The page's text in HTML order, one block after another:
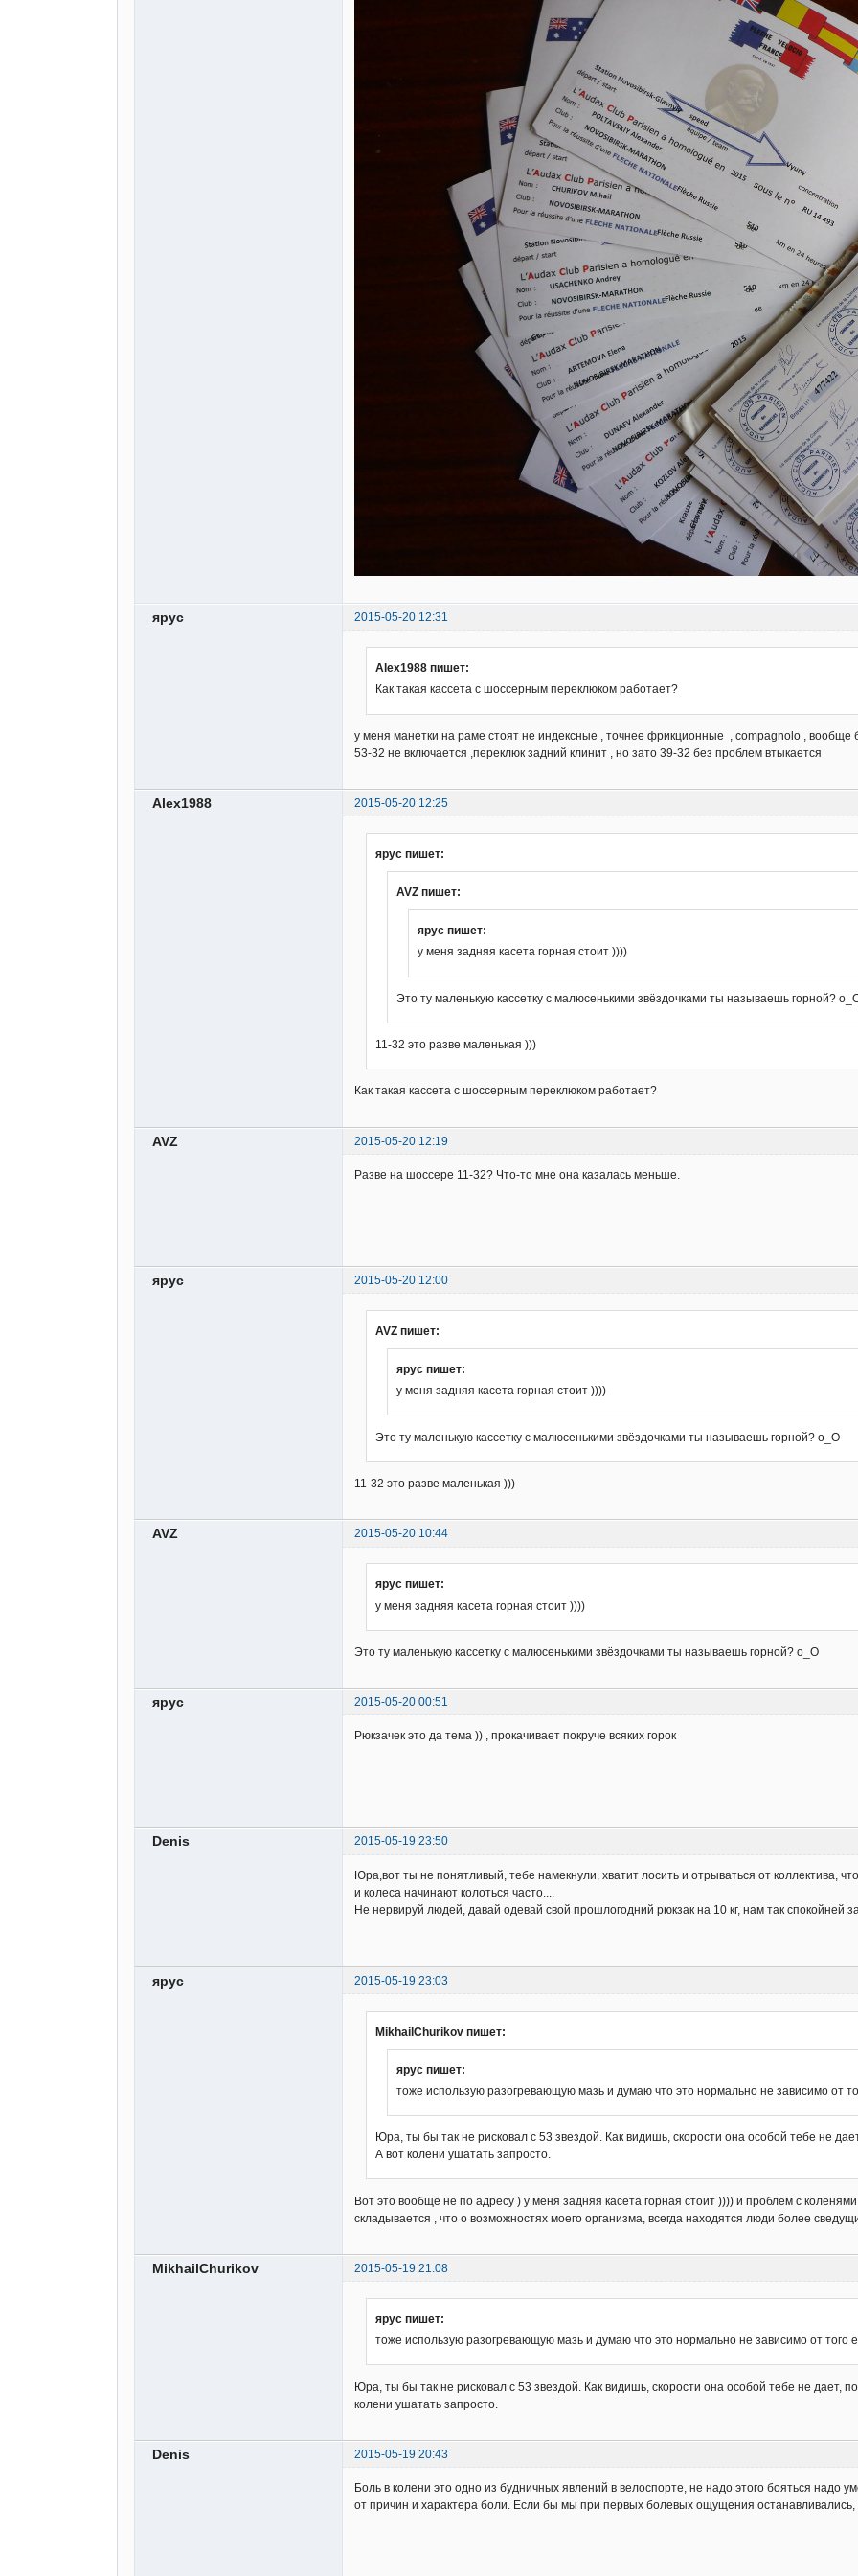
ярус 2015-05-20 12:31
Alex1988 пишет:
Как такая кассета с шоссерным переклюком работает?
у меня манетки на раме стоят не индексные , точнее фрикционные , compagnolo , вообще
53-32 не включается ,переклюк задний клинит , но зато 39-32 без проблем втыкается
Alex1988 2015-05-20 12:25
ярус пишет:
AVZ пишет:
ярус пишет:
у меня задняя касета горная стоит ))))
Это ту маленькую кассетку с малюсенькими звёздочками ты называешь горной?
11-32 это разве маленькая )))
Как такая кассета с шоссерным переклюком работает?
AVZ 2015-05-20 12:19
Разве на шоссере 11-32? Что-то мне она казалась меньше.
ярус 2015-05-20 12:00
AVZ пишет:
ярус пишет:
у меня задняя касета горная стоит ))))
Это ту маленькую кассетку с малюсенькими звёздочками ты называешь горной? о_О
11-32 это разве маленькая )))
AVZ 2015-05-20 10:44
ярус пишет:
у меня задняя касета горная стоит ))))
Это ту маленькую кассетку с малюсенькими звёздочками ты называешь горной? о_О
ярус 2015-05-20 00:51
Рюкзачек это да тема )) , прокачивает покруче всяких горок
Denis 2015-05-19 23:50
Юра,вот ты не понятливый, тебе намекнули, хватит лосить и отрываться от коллектива,
и колеса начинают колоться часто....
Не нервируй людей, давай одевай свой прошлогодний рюкзак на 10 кг, нам так спокойней
ярус 2015-05-19 23:03
MikhailChurikov пишет:
ярус пишет:
тоже использую разогревающую мазь и думаю что это нормально не зависимо от
Юра, ты бы так не рисковал с 53 звездой. Как видишь, скорости она особой тебе не
А вот колени ушатать запросто.
Вот это вообще не по адресу ) у меня задняя касета горная стоит )))) и проблем с
складывается , что о возможностях моего организма, всегда находятся люди более
MikhailChurikov 2015-05-19 21:08
ярус пишет:
тоже использую разогревающую мазь и думаю что это нормально не зависимо от того
Юра, ты бы так не рисковал с 53 звездой. Как видишь, скорости она особой тебе не дает,
колени ушатать запросто.
Denis 2015-05-19 20:43
Боль в колени это одно из будничных явлений в велоспорте, не надо этого бояться надо
от причин и характера боли. Если бы мы при первых болевых ощущения